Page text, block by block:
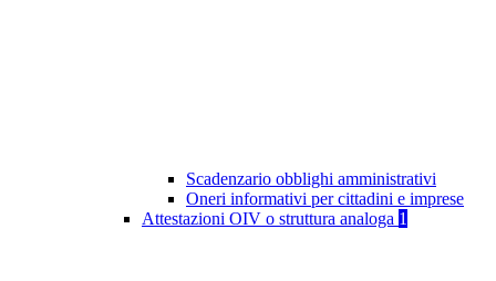
Scadenzario obblighi amministrativi
Oneri informativi per cittadini e imprese
Attestazioni OIV o struttura analoga 1